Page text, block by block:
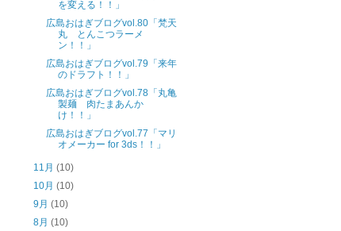
を変える！！」
広島おはぎブログvol.80「梵天
丸 とんこつラーメ
ン！！」
広島おはぎブログvol.79「来年
のドラフト！！」
広島おはぎブログvol.78「丸亀
製麺 肉たまあんか
け！！」
広島おはぎブログvol.77「マリ
オメーカー for 3ds！！」
11月 (10)
10月 (10)
9月 (10)
8月 (10)